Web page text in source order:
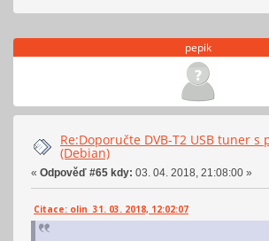
pepik
Re:Doporučte DVB-T2 USB tuner
(Debian)
« Odpověď #65 kdy: 03. 04. 2018, 21:08:00 »
Citace: olin 31. 03. 2018, 12:02:07